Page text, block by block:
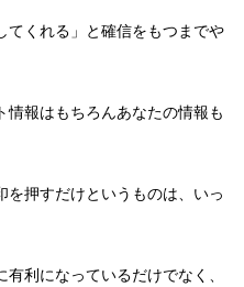
てくれる」と確信をもつまでや
報はもちろんあなたの情報も
押すだけというものは、いっ
利になっているだけでなく、